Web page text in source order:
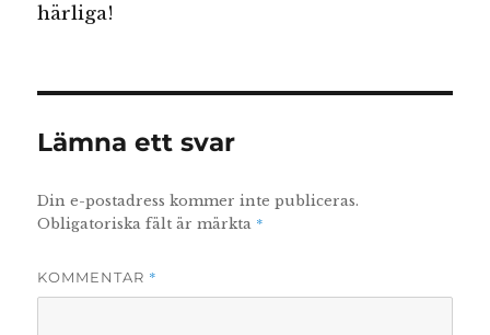
härliga!
Lämna ett svar
Din e-postadress kommer inte publiceras.
Obligatoriska fält är märkta *
KOMMENTAR *